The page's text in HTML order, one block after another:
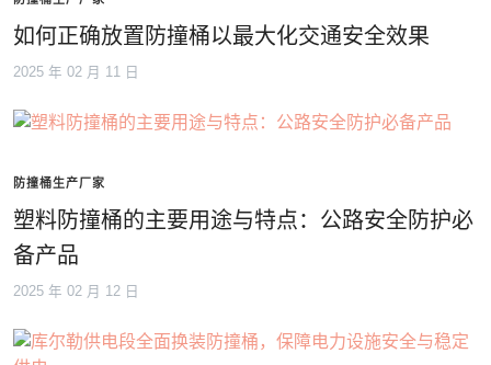
如何正确放置防撞桶以最大化交通安全效果
2025 年 02 月 11 日
防撞桶生产厂家
塑料防撞桶的主要用途与特点：公路安全防护必
备产品
2025 年 02 月 12 日